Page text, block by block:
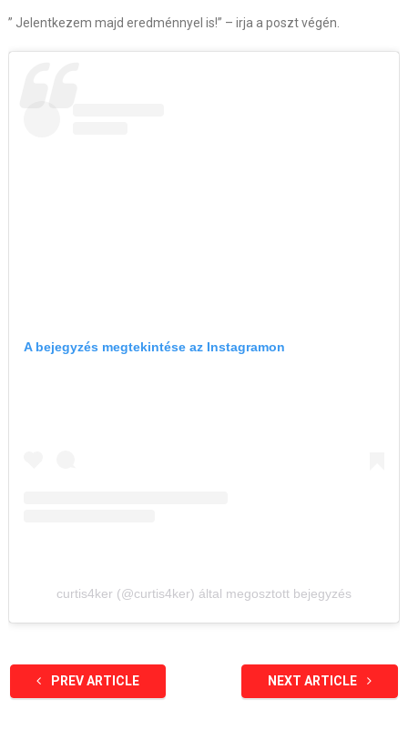
” Jelentkezem majd eredménnyel is!” – irja a poszt végén.
A bejegyzés megtekintése az Instagramon
curtis4ker (@curtis4ker) által megosztott bejegyzés
PREV ARTICLE NEXT ARTICLE